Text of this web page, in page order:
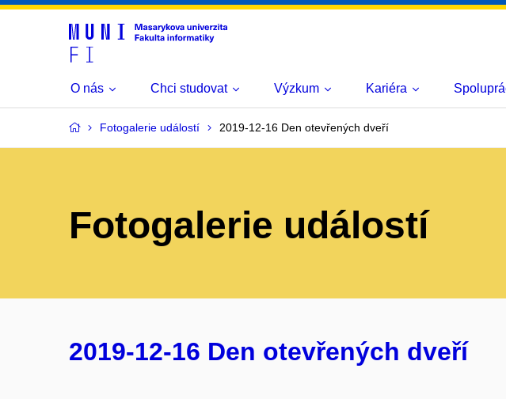
O nás Chci studovat Výzkum Kariéra
Fotogalerie událostí 2019-12-16 Den otevřených dveří
Fotogalerie událostí
2019-12-16 Den otevřených dveří